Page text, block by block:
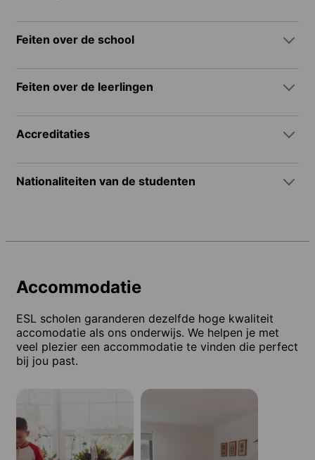
Feiten over de school
Feiten over de leerlingen
Accreditaties
Nationaliteiten van de studenten
Accommodatie
ESL scholen garanderen dezelfde hoge kwaliteit
accomodatie als ons onderwijs. We helpen je met
veel plezier een accommodatie te vinden die perfect
bij jou past.